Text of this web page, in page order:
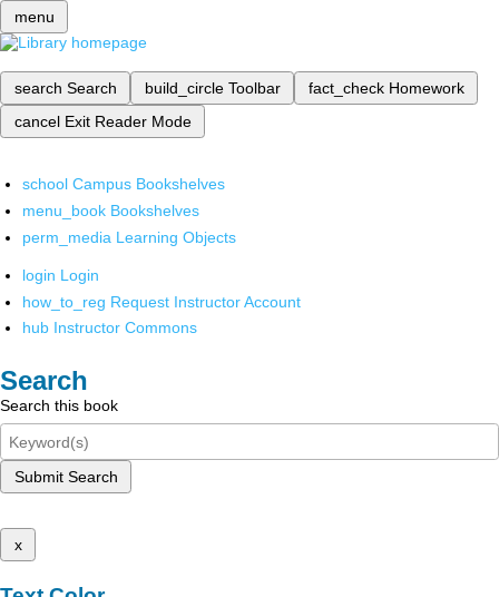
menu
search Search build_circle Toolbar fact_check Homework
cancel Exit Reader Mode
school Campus Bookshelves
menu_book Bookshelves
perm_media Learning Objects
login Login
how_to_reg Request Instructor Account
hub Instructor Commons
Search
Search this book
Submit Search
x